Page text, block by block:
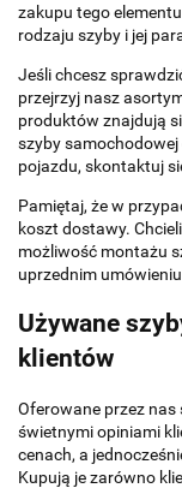
zakupu tego
rodzaju szyby i jej
Jeśli chcesz
przejrzyj nasz
produktów znajdują
szyby samochodowej
pojazdu, skontaktuj
Pamiętaj, że w
koszt dostawy.
możliwość montażu
uprzednim
Używane
klientów
Oferowane przez
świetnymi opiniami
cenach, a
Kupują je zarówno